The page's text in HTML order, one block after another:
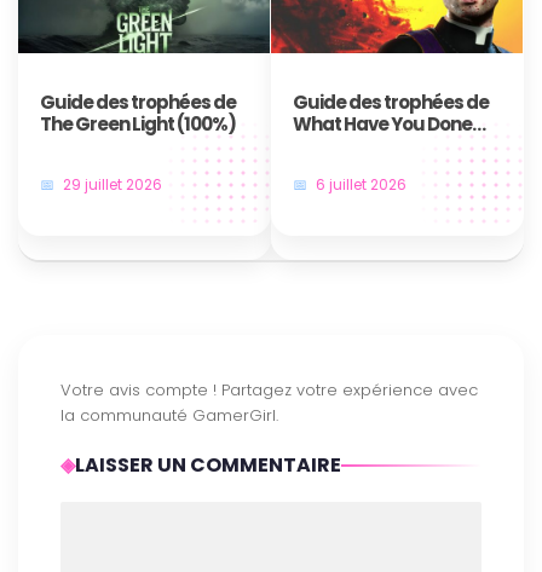
Guide des trophées de
The Green Light (100%)
29 juillet 2026
Guide des trophées de
What Have You Done
6 juillet 2026
LAISSER UN COMMENTAIRE